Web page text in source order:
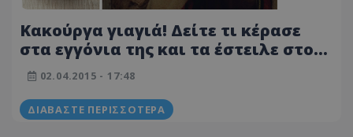
Κακούργα γιαγιά! Δείτε τι κέρασε
στα εγγόνια της και τα έστειλε στο…
νοσοκομείο!
02.04.2015 - 17:48
ΔΙΑΒΆΣΤΕ ΠΕΡΙΣΣΌΤΕΡΑ